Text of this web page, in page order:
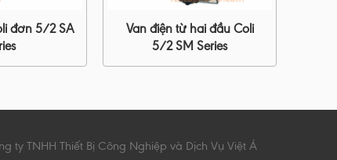
đơn 5/2 SA
Van điện từ hai đầu Coli
5/2 SM Series
ty TNHH Thiết Bị Công Nghiệp và Dịch Vụ Việt Á